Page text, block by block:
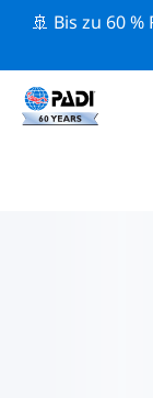
🚢 Bis zu 60